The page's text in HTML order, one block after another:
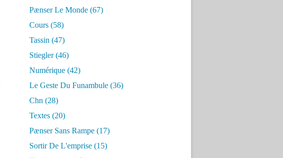
Pænser Le Monde (67)
Cours (58)
Tassin (47)
Stiegler(46)
Numérique (42)
Le Geste Du Funambule (36)
Chn (28)
Textes (20)
Pænser Sans Rampe (17)
Sortir De L'emprise (15)